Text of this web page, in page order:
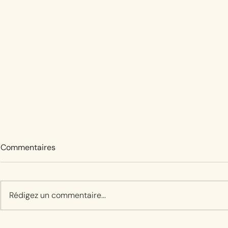
Commentaires
Rédigez un commentaire...